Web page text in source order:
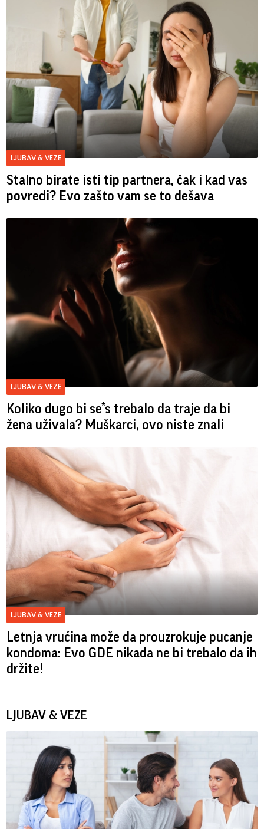
LJUBAV & VEZE
Stalno birate isti tip partnera, čak i kad vas
povredi? Evo zašto vam se to dešava
LJUBAV & VEZE
Koliko dugo bi se*s trebalo da traje da bi
žena uživala? Muškarci, ovo niste znali
LJUBAV & VEZE
Letnja vrućina može da prouzrokuje pucanje
kondoma: Evo GDE nikada ne bi trebalo da ih
držite!
LJUBAV & VEZE